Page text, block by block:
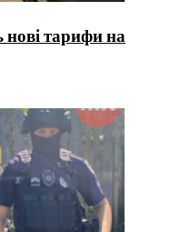
нові тарифи на